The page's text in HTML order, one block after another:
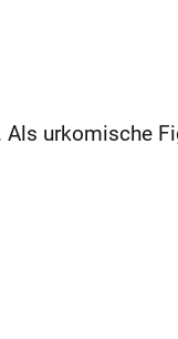
urkomische